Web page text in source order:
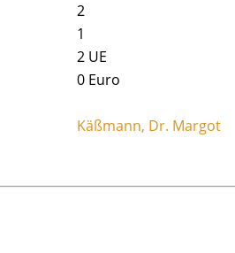
2
1
2 UE
0 Euro
Käßmann, Dr. Margot